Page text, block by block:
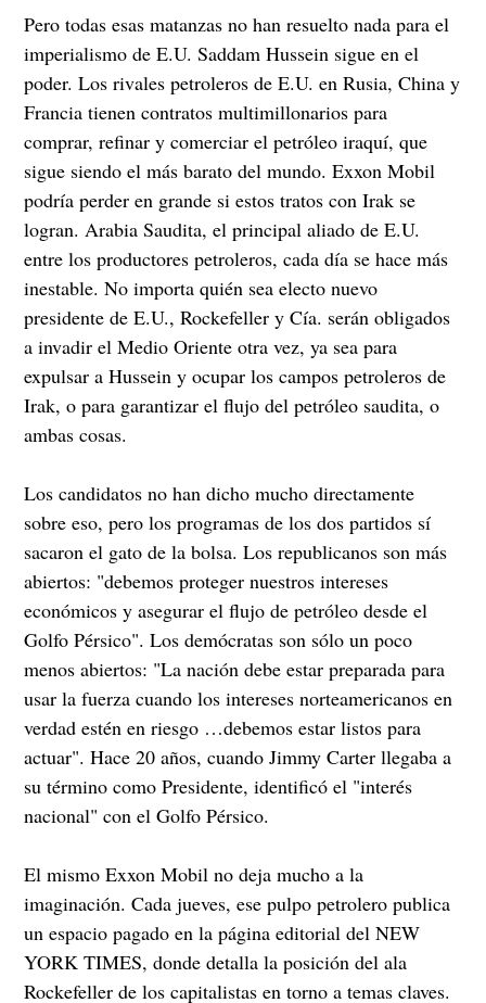
Pero todas esas matanzas no han resuelto nada para el
imperialismo de E.U. Saddam Hussein sigue en el
poder. Los rivales petroleros de E.U. en Rusia, China y
Francia tienen contratos multimillonarios para
comprar, refinar y comerciar el petróleo iraquí, que
sigue siendo el más barato del mundo. Exxon Mobil
podría perder en grande si estos tratos con Irak se
logran. Arabia Saudita, el principal aliado de E.U.
entre los productores petroleros, cada día se hace más
inestable. No importa quién sea electo nuevo
presidente de E.U., Rockefeller y Cía. serán obligados
a invadir el Medio Oriente otra vez, ya sea para
expulsar a Hussein y ocupar los campos petroleros de
Irak, o para garantizar el flujo del petróleo saudita, o
ambas cosas.
Los candidatos no han dicho mucho directamente
sobre eso, pero los programas de los dos partidos sí
sacaron el gato de la bolsa. Los republicanos son más
abiertos: "debemos proteger nuestros intereses
económicos y asegurar el flujo de petróleo desde el
Golfo Pérsico". Los demócratas son sólo un poco
menos abiertos: "La nación debe estar preparada para
usar la fuerza cuando los intereses norteamericanos en
verdad estén en riesgo …debemos estar listos para
actuar". Hace 20 años, cuando Jimmy Carter llegaba a
su término como Presidente, identificó el "interés
nacional" con el Golfo Pérsico.
El mismo Exxon Mobil no deja mucho a la
imaginación. Cada jueves, ese pulpo petrolero publica
un espacio pagado en la página editorial del NEW
YORK TIMES, donde detalla la posición del ala
Rockefeller de los capitalistas en torno a temas claves.